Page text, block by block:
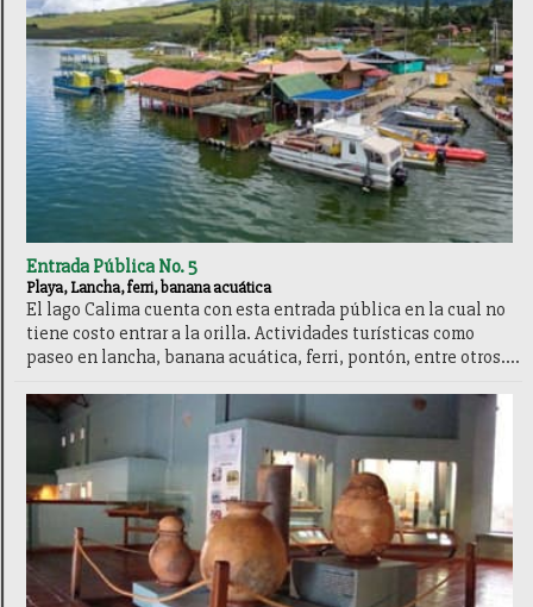
Entrada Pública No. 5
Playa, Lancha, ferri, banana acuática
El lago Calima cuenta con esta entrada pública en la cual no
tiene costo entrar a la orilla. Actividades turísticas como
paseo en lancha, banana acuática, ferri, pontón, entre otros....